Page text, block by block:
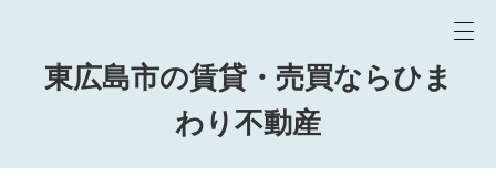
東広島市の賃貸・売買ならひま
わり不動産